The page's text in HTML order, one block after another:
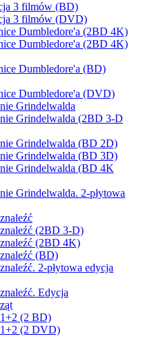
3 filmów (BD)
3 filmów (DVD)
Dumbledore'a (2BD 4K)
Dumbledore'a (2BD 4K)
Dumbledore'a (BD)
Dumbledore'a (DVD)
Grindelwalda
Grindelwalda (2BD 3-D
Grindelwalda (BD 2D)
Grindelwalda (BD 3D)
Grindelwalda (BD 4K
Grindelwalda. 2-płytowa
(2BD 3-D)
(2BD 4K)
(BD)
2-płytowa edycja
Edycja
(2 BD)
1+2 (2 DVD)